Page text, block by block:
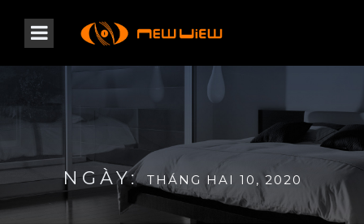
NGÀY:THÁNG HAI 10, 2020